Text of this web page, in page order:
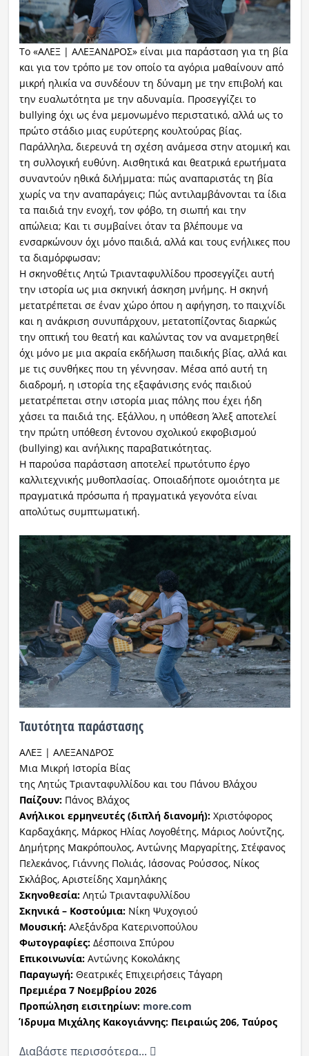
Το «ΑΛΕΞ | ΑΛΕΞΑΝΔΡΟΣ» είναι μια παράσταση για τη βία
και για τον τρόπο με τον οποίο τα αγόρια μαθαίνουν από
μικρή ηλικία να συνδέουν τη δύναμη με την επιβολή και
την ευαλωτότητα με την αδυναμία. Προσεγγίζει το
bullying όχι ως ένα μεμονωμένο περιστατικό, αλλά ως το
πρώτο στάδιο μιας ευρύτερης κουλτούρας βίας.
Παράλληλα, διερευνά τη σχέση ανάμεσα στην ατομική και
τη συλλογική ευθύνη. Αισθητικά και θεατρικά ερωτήματα
συναντούν ηθικά διλήμματα: πώς αναπαριστάς τη βία
χωρίς να την αναπαράγεις; Πώς αντιλαμβάνονται τα ίδια
τα παιδιά την ενοχή, τον φόβο, τη σιωπή και την
απώλεια; Και τι συμβαίνει όταν τα βλέπουμε να
ενσαρκώνουν όχι μόνο παιδιά, αλλά και τους ενήλικες που
τα διαμόρφωσαν;
Η σκηνοθέτις Λητώ Τριανταφυλλίδου προσεγγίζει αυτή
την ιστορία ως μια σκηνική άσκηση μνήμης. Η σκηνή
μετατρέπεται σε έναν χώρο όπου η αφήγηση, το παιχνίδι
και η ανάκριση συνυπάρχουν, μετατοπίζοντας διαρκώς
την οπτική του θεατή και καλώντας τον να αναμετρηθεί
όχι μόνο με μια ακραία εκδήλωση παιδικής βίας, αλλά και
με τις συνθήκες που τη γέννησαν. Μέσα από αυτή τη
διαδρομή, η ιστορία της εξαφάνισης ενός παιδιού
μετατρέπεται στην ιστορία μιας πόλης που έχει ήδη
χάσει τα παιδιά της. Εξάλλου, η υπόθεση Άλεξ αποτελεί
την πρώτη υπόθεση έντονου σχολικού εκφοβισμού
(bullying) και ανήλικης παραβατικότητας.
Η παρούσα παράσταση αποτελεί πρωτότυπο έργο
καλλιτεχνικής μυθοπλασίας. Οποιαδήποτε ομοιότητα με
πραγματικά πρόσωπα ή πραγματικά γεγονότα είναι
απολύτως συμπτωματική.
Ταυτότητα παράστασης
ΑΛΕΞ | ΑΛΕΞΑΝΔΡΟΣ
Μια Μικρή Ιστορία Βίας
της Λητώς Τριανταφυλλίδου και του Πάνου Βλάχου
Παίζουν:Πάνος Βλάχος
Ανήλικοι ερμηνευτές (διπλή διανομή):Χριστόφορος
Καρδαχάκης, Μάρκος Ηλίας Λογοθέτης, Μάριος Λούντζης,
Δημήτρης Μακρόπουλος, Αντώνης Μαργαρίτης, Στέφανος
Πελεκάνος, Γιάννης Πολιάς, Ιάσονας Ρούσσος, Νίκος
Σκλάβος, Αριστείδης Χαμηλάκης
Σκηνοθεσία:Λητώ Τριανταφυλλίδου
Σκηνικά – Κοστούμια: Νίκη Ψυχογιού
Μουσική: Αλεξάνδρα Κατερινοπούλου
Φωτογραφίες:Δέσποινα Σπύρου
Επικοινωνία: Αντώνης Κοκολάκης
Παραγωγή:Θεατρικές Επιχειρήσεις Τάγαρη
Πρεμιέρα 7 Νοεμβρίου 2026
Προπώληση εισιτηρίων: more.com
Ίδρυμα Μιχάλης Κακογιάννης: Πειραιώς 206, Ταύρος
Διαβάστε περισσότερα...